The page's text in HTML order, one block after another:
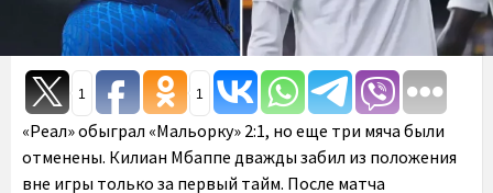
1 1
«Реал» обыграл «Мальорку» 2:1, но еще три мяча были
отменены. Килиан Мбаппе дважды забил из положения
вне игры только за первый тайм. После матча